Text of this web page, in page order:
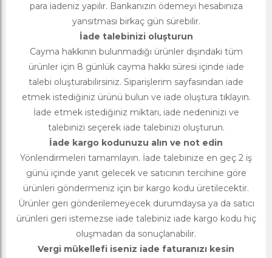
para iadeniz yapılır. Bankanızın ödemeyi hesabınıza
yansıtması birkaç gün sürebilir.
İade talebinizi oluşturun
Cayma hakkının bulunmadığı ürünler dışındaki tüm
ürünler için 8 günlük cayma hakkı süresi içinde iade
talebi oluşturabilirsiniz. Siparişlerim sayfasından iade
etmek istediğiniz ürünü bulun ve iade oluştura tıklayın.
İade etmek istediğiniz miktarı, iade nedeninizi ve
talebinizi seçerek iade talebinizi oluşturun.
İade kargo kodunuzu alın ve not edin
Yönlendirmeleri tamamlayın. İade talebinize en geç 2 iş
günü içinde yanıt gelecek ve satıcının tercihine göre
ürünleri göndermeniz için bir kargo kodu üretilecektir.
Ürünler geri gönderilemeyecek durumdaysa ya da satıcı
ürünleri geri istemezse iade talebiniz iade kargo kodu hiç
oluşmadan da sonuçlanabilir.
Vergi mükellefi iseniz iade faturanızı kesin